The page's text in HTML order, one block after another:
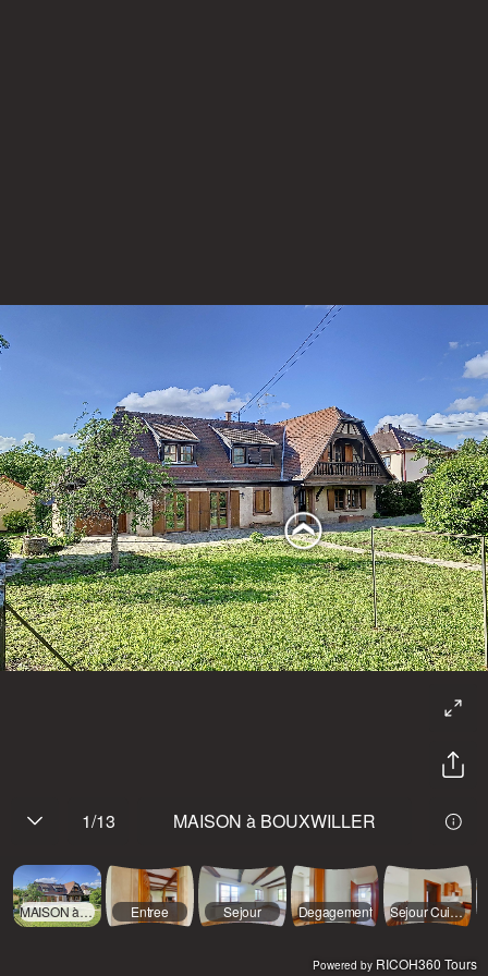
1/13 MAISON à BOUXWILLER
MAISON à BOUXWILLER Entree Sejour Degagement Sejour Cuisine
Powered by RICOH360 Tours